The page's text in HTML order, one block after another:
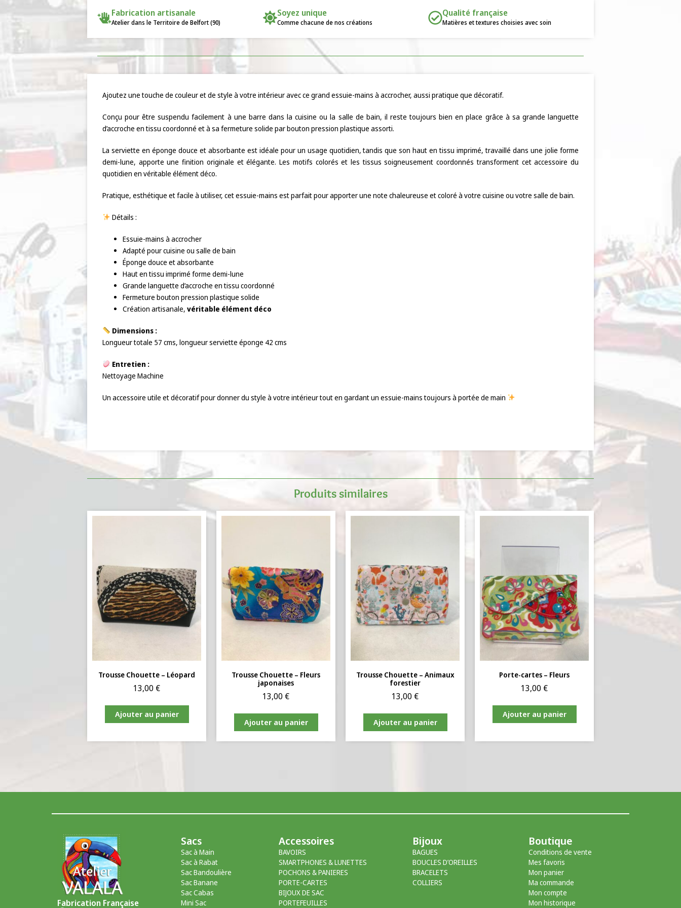
Fabrication artisanale
Atelier dans le Territoire de Belfort (90)
Soyez unique
Comme chacune de nos créations
Qualité française
Matières et textures choisies avec soin
Ajoutez une touche de couleur et de style à votre intérieur avec ce grand essuie-mains à accrocher, aussi pratique que décoratif.
Conçu pour être suspendu facilement à une barre dans la cuisine ou la salle de bain, il reste toujours bien en place grâce à sa grande languette
d’accroche en tissu coordonné et à sa fermeture solide par bouton pression plastique assorti.
La serviette en éponge douce et absorbante est idéale pour un usage quotidien, tandis que son haut en tissu imprimé, travaillé dans une jolie forme
demi-lune, apporte une finition originale et élégante. Les motifs colorés et les tissus soigneusement coordonnés transforment cet accessoire du
quotidien en véritable élément déco.
Pratique, esthétique et facile à utiliser, cet essuie-mains est parfait pour apporter une note chaleureuse et coloré à votre cuisine ou votre salle de bain.
Détails :
Essuie-mains à accrocher
Adapté pour cuisine ou salle de bain
Éponge douce et absorbante
Haut en tissu imprimé forme demi-lune
Grande languette d’accroche en tissu coordonné
Fermeture bouton pression plastique solide
Création artisanale, véritable élément déco
Dimensions :
Longueur totale 57 cms, longueur serviette éponge 42 cms
Entretien :
Nettoyage Machine
Un accessoire utile et décoratif pour donner du style à votre intérieur tout en gardant un essuie-mains toujours à portée de main
Produits similaires
Trousse Chouette – Léopard
13,00 €
Ajouter au panier
Trousse Chouette – Fleurs
japonaises
13,00 €
Ajouter au panier
Trousse Chouette – Animaux
forestier
13,00 €
Ajouter au panier
Porte-cartes – Fleurs
13,00 €
Ajouter au panier
Fabrication Française
Sacs
Sac à Main
Sac à Rabat
Sac Bandoulière
Sac Banane
Sac Cabas
Mini Sac
Accessoires
BAVOIRS
SMARTPHONES & LUNETTES
POCHONS & PANIERES
PORTE-CARTES
BIJOUX DE SAC
PORTEFEUILLES
Bijoux
BAGUES
BOUCLES D’OREILLES
BRACELETS
COLLIERS
Boutique
Conditions de vente
Mes favoris
Mon panier
Ma commande
Mon compte
Mon historique